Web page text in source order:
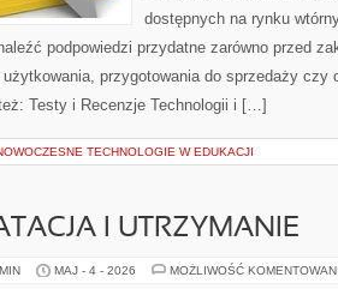
dostępnych na rynku
podpowiedzi przydatne zarówno przed
użytkowania, przygotowania do sprzedaży czy
Testy i Recenzje Technologii i […]
TECHNOLOGIE W EDUKACJI
I UTRZYMANIE
MAJ - 4 - 2026 MOŻLIWOŚĆ